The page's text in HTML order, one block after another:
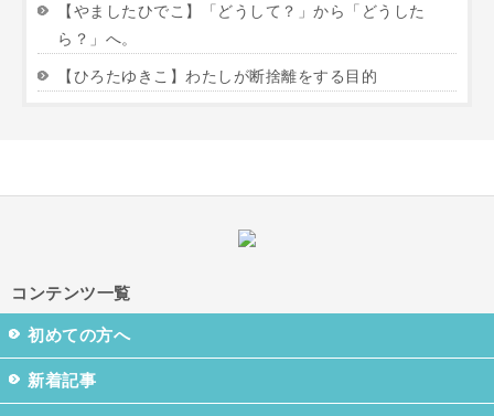
【やましたひでこ】「どうして？」から「どうした
ら？」へ。
【ひろたゆきこ】わたしが断捨離をする目的
コンテンツ一覧
初めての方へ
新着記事